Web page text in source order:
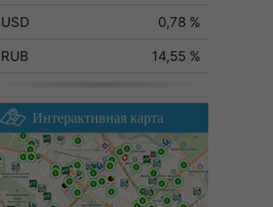
USD
0,78 %
RUB
14,55 %
Интерактивная карта